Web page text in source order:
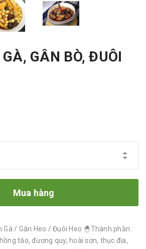
GÂN BÒ, ĐUÔI
Mua hàng
/ Gân Heo / Đuôi Heo 🐣Thành phần :
táo, đương quy, hoài sơn, thục địa,